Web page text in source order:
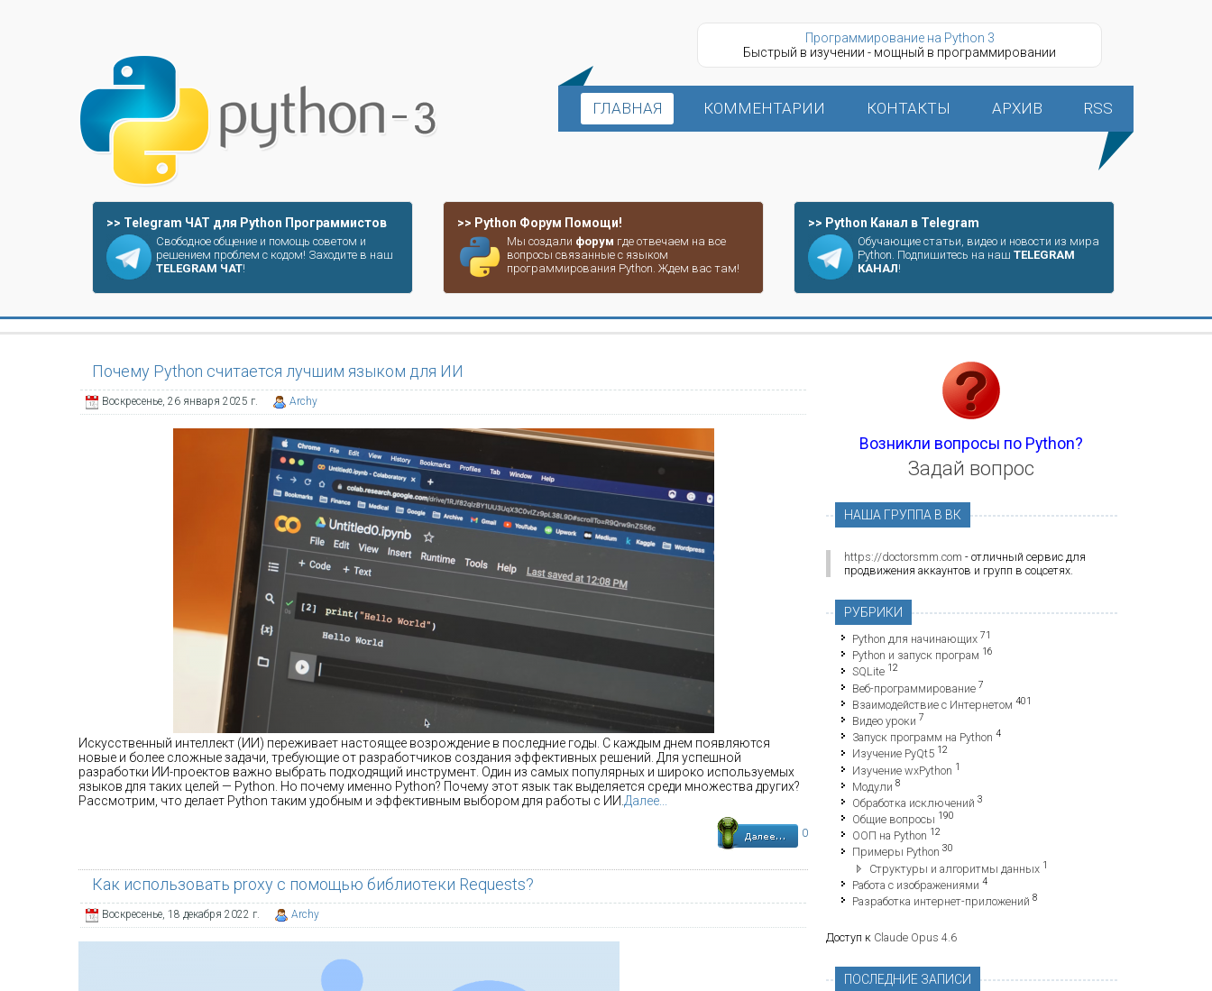
Программирование на Python 3
Быстрый в изучении - мощный в программировании
ГЛАВНАЯ КОММЕНТАРИИ КОНТАКТЫ АРХИВ RSS
>> Telegram ЧАТ для Python Программистов
Свободное общение и помощь советом и
решением проблем с кодом! Заходите в наш
TELEGRAM ЧАТ!
>> Python Форум Помощи!
Мы создали форум где отвечаем на все
вопросы связанные с языком
программирования Python. Ждем вас там!
>> Python Канал в Telegram
Обучающие статьи, видео и новости из мира
Python. Подпишитесь на нашTELEGRAM
КАНАЛ!
Почему Python считается лучшим языком для ИИ
Воскресенье, 26 января 2025 г. Archy
Искусственный интеллект (ИИ) переживает настоящее возрождение в последние годы. С каждым днем появляются
новые и более сложные задачи, требующие от разработчиков создания эффективных решений. Для успешной
разработки ИИ-проектов важно выбрать подходящий инструмент. Один из самых популярных и широко используемых
языков для таких целей — Python. Но почему именно Python? Почему этот язык так выделяется среди множества других?
Рассмотрим, что делает Python таким удобным и эффективным выбором для работы с ИИ. Далее...
0
Как использовать proxy с помощью библиотеки Requests?
Воскресенье, 18 декабря 2022 г. Archy
Возникли вопросы по Python?
Задай вопрос
НАША ГРУППА В ВК
https://doctorsmm.com - отличный сервис для
продвижения аккаунтов и групп в соцсетях.
РУБРИКИ
Python для начинающих 71
Python и запуск програм 16
SQLite 12
Веб-программирование 7
Взаимодействие с Интернетом 401
Видео уроки 7
Запуск программ на Python 4
Изучение PyQt5 12
Изучение wxPython 1
Модули 8
Обработка исключений 3
Общие вопросы 190
ООП на Python 12
Примеры Python 30
Структуры и алгоритмы данных 1
Работа с изображениями 4
Разработка интернет-приложений 8
Доступ к Claude Opus 4.6
ПОСЛЕДНИЕ ЗАПИСИ